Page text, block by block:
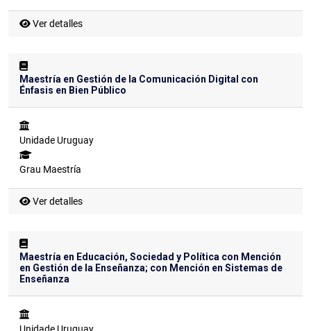
Ver detalles
Maestría en Gestión de la Comunicación Digital con
Énfasis en Bien Público
Unidade Uruguay
Grau Maestría
Ver detalles
Maestría en Educación, Sociedad y Política con Mención
en Gestión de la Enseñanza; con Mención en Sistemas de
Enseñanza